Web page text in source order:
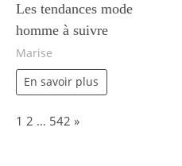
Les tendances mode
homme à suivre
Marise
En savoir plus
Page:
1 2 … 542 Next
»